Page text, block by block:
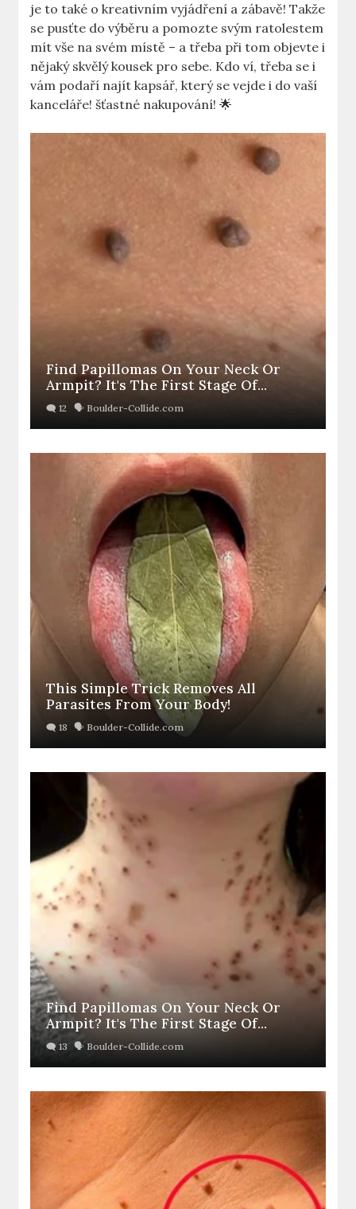
je to také o kreativním vyjádření a zábavě! Takže
se pusťte do výběru a pomozte svým ratolestem
mít vše na svém místě – a třeba při tom objevte i
nějaký skvělý kousek pro sebe. Kdo ví, třeba se i
vám podaří najít kapsář, který se vejde i do vaší
kanceláře! šťastné nakupování! 🌟
Find Papillomas On Your Neck Or
Armpit? It's The First Stage Of...
This Simple Trick Removes All
Parasites From Your Body!
Find Papillomas On Your Neck Or
Armpit? It's The First Stage Of...